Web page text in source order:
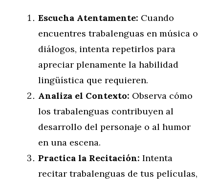
Escucha Atentamente: Cuando
encuentres trabalenguas en música o
diálogos, intenta repetirlos para
apreciar plenamente la habilidad
lingüística que requieren.
Analiza el Contexto: Observa cómo
los trabalenguas contribuyen al
desarrollo del personaje o al humor
en una escena.
Practica la Recitación: Intenta
recitar trabalenguas de tus películas,